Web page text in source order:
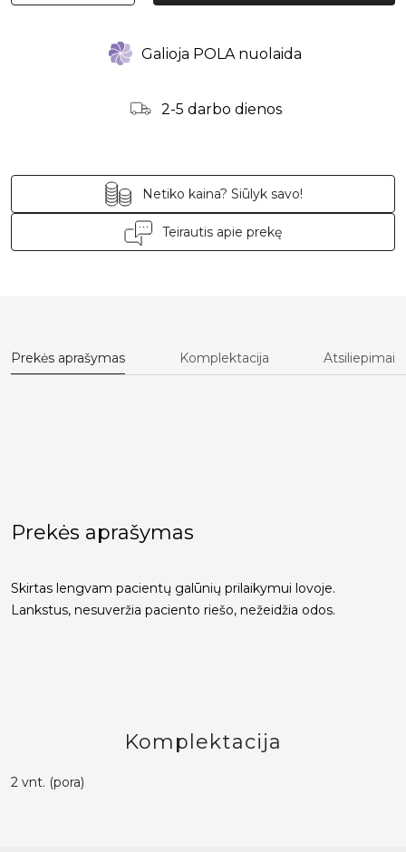
Galioja POLA nuolaida
2-5 darbo dienos
Netiko kaina? Siūlyk savo!
Teirautis apie prekę
Prekės aprašymas Komplektacija Atsiliepimai
Prekės aprašymas
Skirtas lengvam pacientų galūnių prilaikymui lovoje.
Lankstus, nesuveržia paciento riešo, nežeidžia odos.
Komplektacija
2 vnt. (pora)